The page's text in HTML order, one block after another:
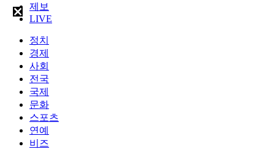
제보
LIVE
정치
경제
사회
전국
국제
문화
스포츠
연예
비즈